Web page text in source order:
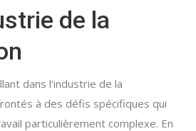
de la
dans l'industrie de la
à des défis spécifiques qui
particulièrement complexe. En